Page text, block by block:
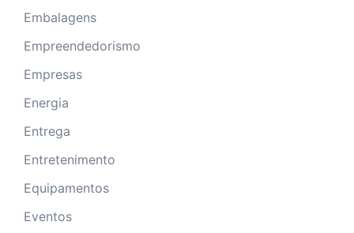
Embalagens
Empreendedorismo
Empresas
Energia
Entrega
Entretenimento
Equipamentos
Eventos